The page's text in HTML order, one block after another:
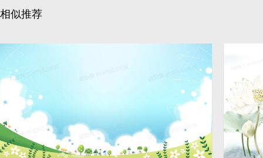
相似推荐